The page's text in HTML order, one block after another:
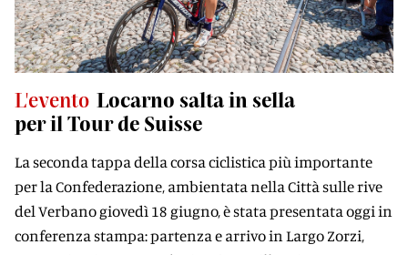
L'evento Locarno salta in sella
per il Tour de Suisse
La seconda tappa della corsa ciclistica più importante
per la Confederazione, ambientata nella Città sulle rive
del Verbano giovedì 18 giugno, è stata presentata oggi in
conferenza stampa: partenza e arrivo in Largo Zorzi,